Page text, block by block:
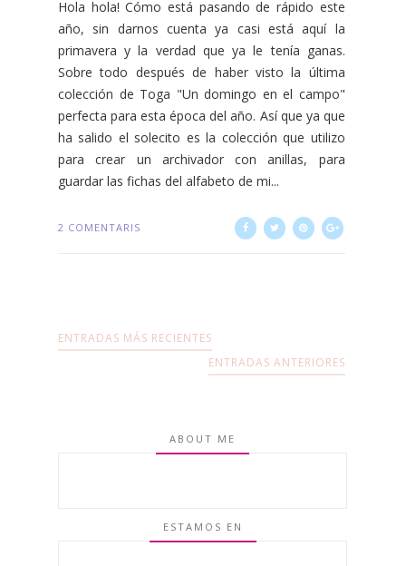
Hola hola! Cómo está pasando de rápido este
año, sin darnos cuenta ya casi está aquí la
primavera y la verdad que ya le tenía ganas.
Sobre todo después de haber visto la última
colección de Toga "Un domingo en el campo"
perfecta para esta época del año. Así que ya que
ha salido el solecito es la colección que utilizo
para crear un archivador con anillas, para
guardar las fichas del alfabeto de mi...
2 COMENTARIS
ENTRADAS MÁS RECIENTES
ENTRADAS ANTERIORES
ABOUT ME
ESTAMOS EN